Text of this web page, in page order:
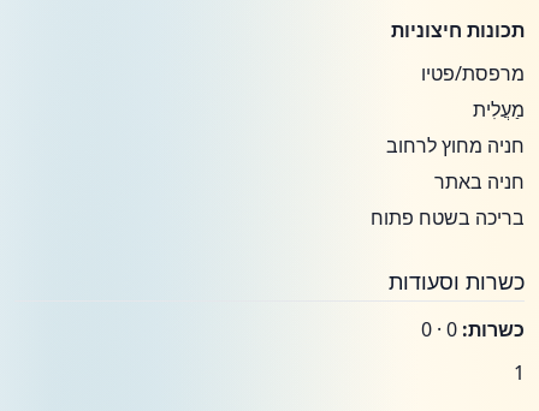
תכונות חיצוניות
מרפסת/פטיו
מַעֲלִית
חניה מחוץ לרחוב
חניה באתר
בריכה בשטח פתוח
כשרות וסעודות
כשרות:
1